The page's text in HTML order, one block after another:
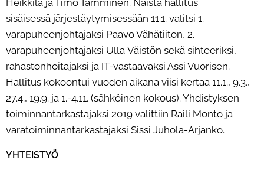
Heikkilä ja Timo Tamminen. Näistä hallitus
sisäisessä järjestäytymisessään 11.1. valitsi 1.
varapuheenjohtajaksi Paavo Vähätiiton, 2.
varapuheenjohtajaksi Ulla Väistön sekä sihteeriksi,
rahastonhoitajaksi ja IT-vastaavaksi Assi Vuorisen.
Hallitus kokoontui vuoden aikana viisi kertaa 11.1., 9.3.,
27.4., 19.9. ja 1.-4.11. (sähköinen kokous). Yhdistyksen
toiminnantarkastajaksi 2019 valittiin Raili Monto ja
varatoiminnantarkastajaksi Sissi Juhola-Arjanko.
YHTEISTYÖ